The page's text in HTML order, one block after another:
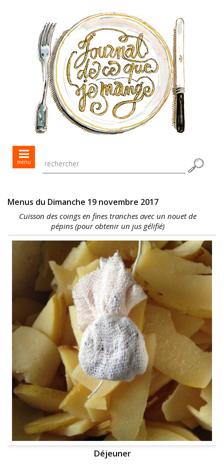
menu
Mes menus jour après jour
Mes recettes de saison
Menus du Dimanche 19 novembre 2017
Cuisson des coings en fines tranches avec un nouet de
pépins (pour obtenir un jus gélifié)
Déjeuner